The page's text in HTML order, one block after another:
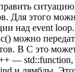
Для этого
над event
можно
В С это
— std::function,